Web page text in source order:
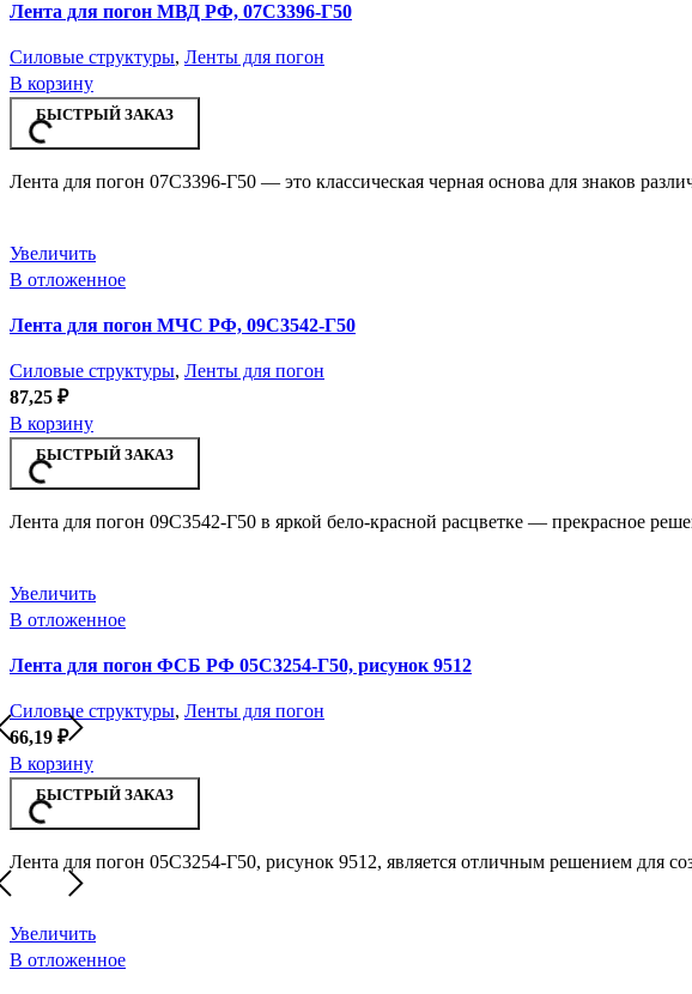
Лента для погон МВД РФ, 07С3396-Г50
Силовые структуры, Ленты для погон
В корзину
БЫСТРЫЙ ЗАКАЗ
Лента для погон 07С3396-Г50 — это классическая черная основа для знаков
Увеличить
В отложенное
Лента для погон МЧС РФ, 09С3542-Г50
Силовые структуры, Ленты для погон
87,25 ₽
В корзину
БЫСТРЫЙ ЗАКАЗ
Лента для погон 09С3542-Г50 в яркой бело-красной расцветке — прекрасное
Увеличить
В отложенное
Лента для погон ФСБ РФ 05С3254-Г50, рисунок 9512
Силовые структуры, Ленты для погон
66,19 ₽
В корзину
БЫСТРЫЙ ЗАКАЗ
Лента для погон 05С3254-Г50, рисунок 9512, является отличным решением для
Увеличить
В отложенное